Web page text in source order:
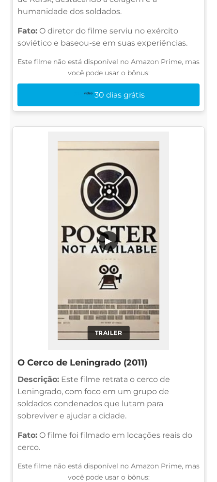
humanidade dos soldados.
Fato: O diretor do filme serviu no exército
soviético e baseou-se em suas experiências.
Este filme não está disponível no Amazon Prime, mas
você pode usar o bônus:
30 dias grátis
TRAILER
▶
O Cerco de Leningrado (2011)
Descrição: Este filme retrata o cerco de
Leningrado, com foco em um grupo de
soldados condenados que lutam para
sobreviver e ajudar a cidade.
Fato: O filme foi filmado em locações reais do
cerco.
Este filme não está disponível no Amazon Prime, mas
você pode usar o bônus: